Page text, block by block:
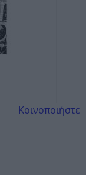
Κοινοποιήστε